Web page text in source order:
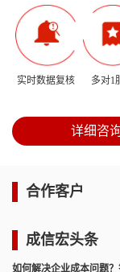
实时数据复核 多对1
详细咨
合作客户
成信宏头条